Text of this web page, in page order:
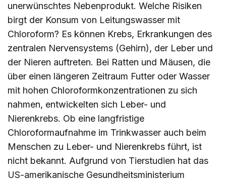
unerwünschtes Nebenprodukt. Welche Risiken
birgt der Konsum von Leitungswasser mit
Chloroform? Es können Krebs, Erkrankungen des
zentralen Nervensystems (Gehirn), der Leber und
der Nieren auftreten. Bei Ratten und Mäusen, die
über einen längeren Zeitraum Futter oder Wasser
mit hohen Chloroformkonzentrationen zu sich
nahmen, entwickelten sich Leber- und
Nierenkrebs. Ob eine langfristige
Chloroformaufnahme im Trinkwasser auch beim
Menschen zu Leber- und Nierenkrebs führt, ist
nicht bekannt. Aufgrund von Tierstudien hat das
US-amerikanische Gesundheitsministerium